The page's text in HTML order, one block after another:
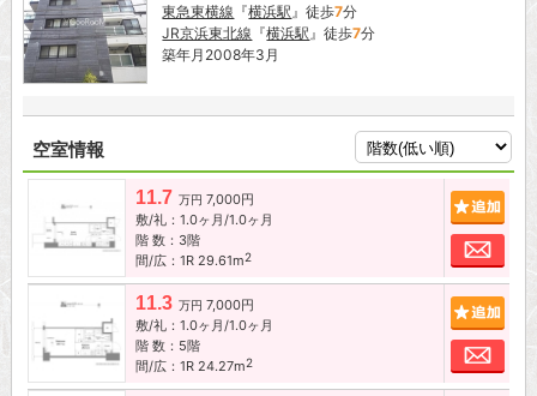
東急東横線 『横浜駅』徒歩7分
JR京浜東北線 『横浜駅』徒歩7分
築年月2008年3月
空室情報
11.7 万円 7,000円
敷/礼：1.0ヶ月/1.0ヶ月
階 数：3階
間/広：1R 29.61m2
お
11.3 万円 7,000円
敷/礼：1.0ヶ月/1.0ヶ月
階 数：5階
間/広：1R 24.27m2
お